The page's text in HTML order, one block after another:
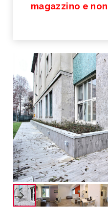
magazzino e